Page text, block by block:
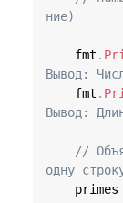
ние)
	fmt
.
Вывод:
	fmt
.
Вывод:
//
одну
	primes